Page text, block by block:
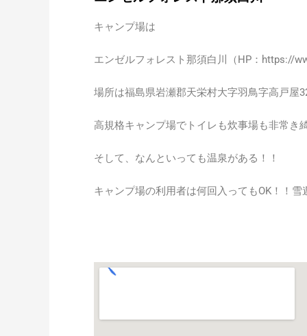
キャンプ場は
エンゼルフォレスト那須白川（ HP：https://
場所は福島県岩瀬郡天栄村大字羽鳥字高戸屋
高規格キャンプ場でトイレも炊事場も非常き
そして、なんといっても温泉がある！！
キャンプ場の利用者は何回入ってもOK！！ 雪